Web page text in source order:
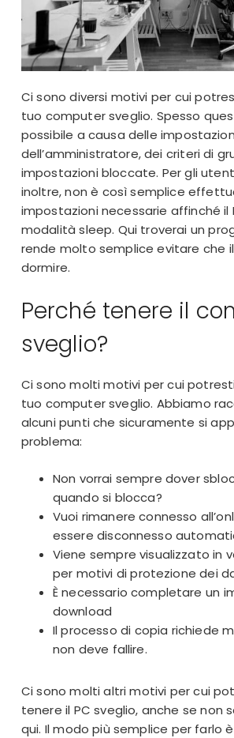
Ci sono diversi motivi per cui
tuo computer sveglio. Spesso
possibile a causa delle
dell’amministratore, dei criteri di
impostazioni bloccate. Per gli
inoltre, non è così semplice
impostazioni necessarie affinché il
modalità sleep. Qui troverai un
rende molto semplice evitare che
dormire.
Perché tenere il
sveglio?
Ci sono molti motivi per cui
tuo computer sveglio. Abbiamo
alcuni punti che sicuramente si
problema:
Non vorrai sempre dover
quando si blocca?
Vuoi rimanere connesso
essere disconnesso
Viene sempre visualizzato in
per motivi di protezione dei
È necessario completare un
download
Il processo di copia richiede
non deve fallire.
Ci sono molti altri motivi per cui
tenere il PC sveglio, anche se non
qui. Il modo più semplice per farlo